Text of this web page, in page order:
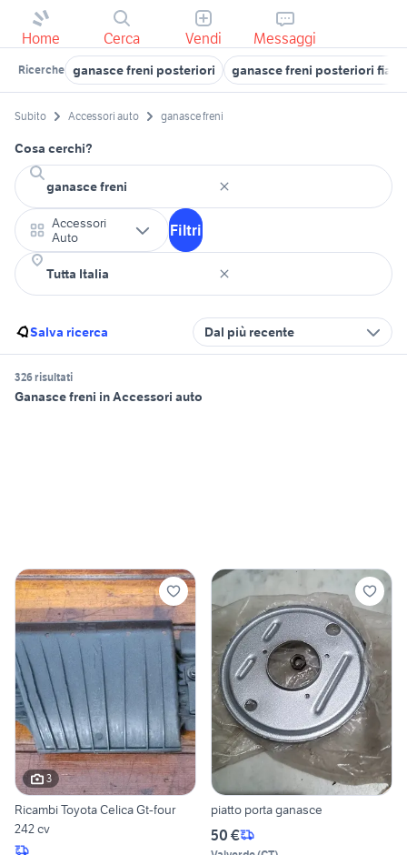
Home Cerca Vendi Messaggi
Ricerche ganasce freni posteriori ganasce freni posteriori fiat
Subito Accessori auto ganasce freni
Cosa cerchi?
Accessori
Auto
Filtri
Salva ricerca Dal più recente
326 risultati
Ganasce freni in Accessori auto
3
Ricambi Toyota Celica Gt-four
242 cv
piatto porta ganasce
50 €